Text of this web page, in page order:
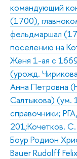
командующий
(1700),
фельдмаршал
поселению на
Женя 1-ая с
(урожд.
Анна Петровна
Салтыкова) (ум.
справочники;
201;Кочетков.
Боур Родион
Bauer Rudolff